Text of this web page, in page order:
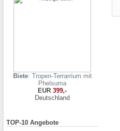
Biete: Tropen-Terrarrium mit
Phelsuma
EUR 399,-
Deutschland
TOP-10 Angebote